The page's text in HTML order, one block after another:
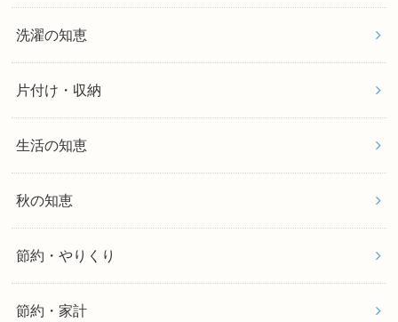
洗濯の知恵
片付け・収納
生活の知恵
秋の知恵
節約・やりくり
節約・家計